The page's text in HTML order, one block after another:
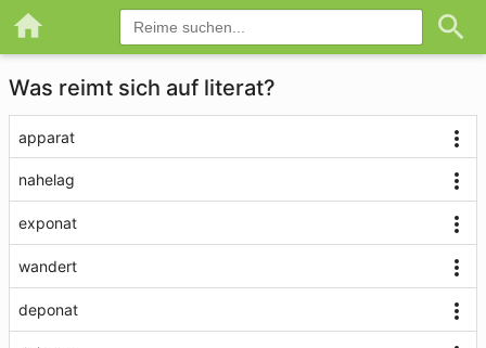
Was reimt sich auf literat?
apparat
nahelag
exponat
wandert
deponat